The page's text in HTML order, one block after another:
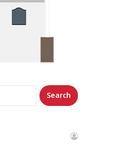
Search
for: